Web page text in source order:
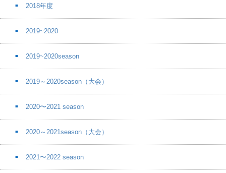
2018年度
2019~2020
2019~2020season
2019～2020season（大会）
2020〜2021 season
2020～2021season（大会）
2021〜2022 season